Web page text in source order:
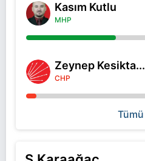
Kasım Kutlu
MHP
Zeynep Kesikta...
CHP
Tümü